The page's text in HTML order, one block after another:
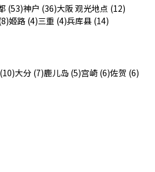
(53)神户 (36)大阪 观光地点 (12)
姬路 (4)三重 (4)兵库县 (14)
大分 (7)鹿儿岛 (5)宫崎 (6)佐贺 (6)